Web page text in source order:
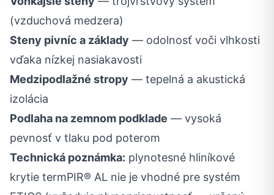
(vzduchová medzera)
Steny pivníc a základy — odolnosť voči vlhkosti
vďaka nízkej nasiakavosti
Medzipodlažné stropy — tepelná a akustická
izolácia
Podlaha na zemnom podklade — vysoká
pevnosť v tlaku pod poterom
Technická poznámka: plynotesné hliníkové
krytie termPIR® AL nie je vhodné pre systém